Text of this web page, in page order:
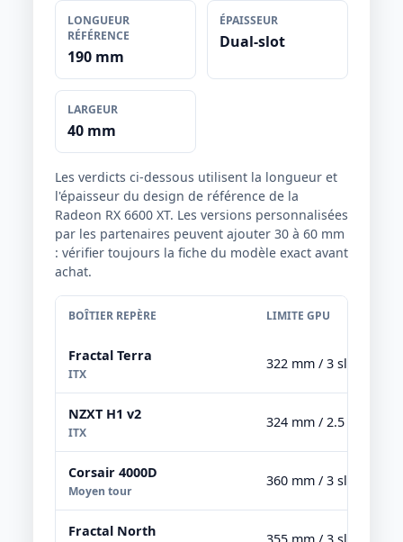
LONGUEUR
RÉFÉRENCE
190 mm
ÉPAISSEUR
Dual-slot
LARGEUR
40 mm
Les verdicts ci-dessous utilisent la longueur et
l'épaisseur du design de référence de la
Radeon RX 6600 XT. Les versions personnalisées
par les partenaires peuvent ajouter 30 à 60 mm
: vérifier toujours la fiche du modèle exact avant
achat.
BOÎTIER REPÈRE LIMITE GPU
Fractal Terra
ITX
322 mm / 3 slots
NZXT H1 v2
ITX
324 mm / 2.5 slots
Corsair 4000D
Moyen tour
360 mm / 3 slots
Fractal North